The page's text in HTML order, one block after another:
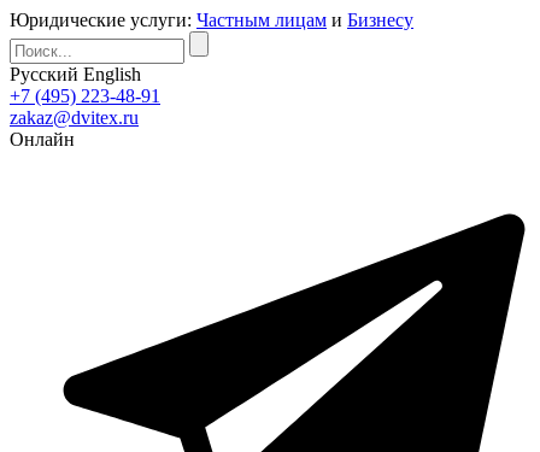
Юридические услуги: Частным лицам и Бизнесу
Русский English
+7 (495) 223-48-91
zakaz@dvitex.ru
Онлайн